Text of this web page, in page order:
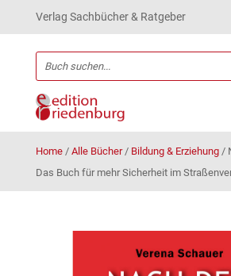
Verlag Sachbücher & Ratgeber
Home/ Alle Bücher/ Bildung & Erziehung/
Das Buch für mehr Sicherheit im